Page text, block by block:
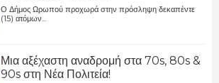
Ο Δήμος Ωρωπού προχωρά στην πρόσληψη δεκαπέντε
(15) ατόμων...
Μια αξέχαστη αναδρομή στα 70s, 80s &
90s στη Νέα Πολιτεία!